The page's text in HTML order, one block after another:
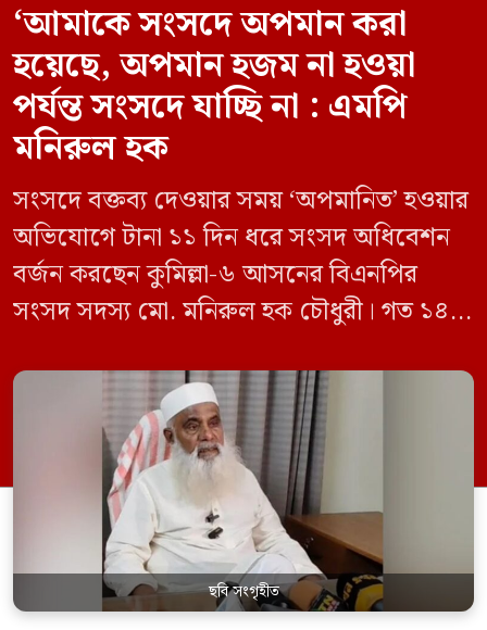
‘আমাকে সংসদে অপমান করা
হয়েছে, অপমান হজম না হওয়া
পর্যন্ত সংসদে যাচ্ছি না : এমপি
মনিরুল হক
সংসদে বক্তব্য দেওয়ার সময় ‘অপমানিত’ হওয়ার
অভিযোগে টানা ১১ দিন ধরে সংসদ অধিবেশন
বর্জন করছেন কুমিল্লা-৬ আসনের বিএনপির
সংসদ সদস্য মো. মনিরুল হক চৌধুরী। গত ১৪
রুলিং ও সিদ্ধান্তের প্রতিবাদে ১৫ থেকে ২৫ জুন
পর্যন্ত তিনি সংসদে যাননি। মনিরুল হক চৌধুরী
বলেন, ‘আমাকে সংসদে অপমান করা হয়েছে।
স্পিকার ফোন […]
ছবি সংগৃহীত